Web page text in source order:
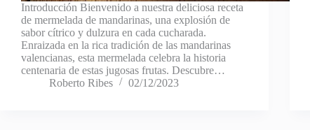
Introducción Bienvenido a nuestra deliciosa receta
de mermelada de mandarinas, una explosión de
sabor cítrico y dulzura en cada cucharada.
Enraizada en la rica tradición de las mandarinas
valencianas, esta mermelada celebra la historia
centenaria de estas jugosas frutas. Descubre…
Roberto Ribes
02/12/2023